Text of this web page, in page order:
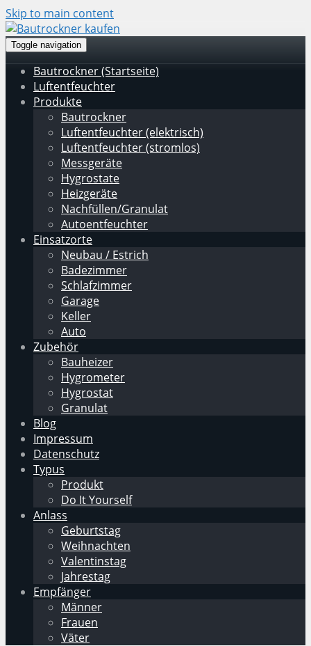
Skip to main content
Toggle navigation
Bautrockner (Startseite)
Luftentfeuchter
Produkte
Bautrockner
Luftentfeuchter (elektrisch)
Luftentfeuchter (stromlos)
Messgeräte
Hygrostate
Heizgeräte
Nachfüllen/Granulat
Autoentfeuchter
Einsatzorte
Neubau / Estrich
Badezimmer
Schlafzimmer
Garage
Keller
Auto
Zubehör
Bauheizer
Hygrometer
Hygrostat
Granulat
Blog
Impressum
Datenschutz
Typus
Produkt
Do It Yourself
Anlass
Geburtstag
Weihnachten
Valentinstag
Jahrestag
Empfänger
Männer
Frauen
Väter